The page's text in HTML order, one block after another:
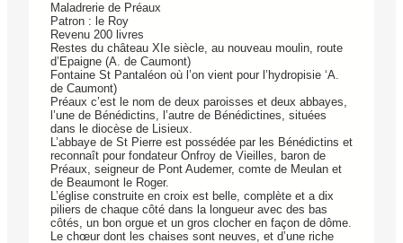
Maladrerie de Préaux
Patron : le Roy
Revenu 200 livres
Restes du château XIe siècle, au nouveau moulin, route
d’Epaigne (A. de Caumont)
Fontaine St Pantaléon où l’on vient pour l’hydropisie ‘A.
de Caumont)
Préaux c’est le nom de deux paroisses et deux abbayes,
l’une de Bénédictins, l’autre de Bénédictines, situées
dans le diocèse de Lisieux.
L’abbaye de St Pierre est possédée par les Bénédictins et
reconnaît pour fondateur Onfroy de Vieilles, baron de
Préaux, seigneur de Pont Audemer, comte de Meulan et
de Beaumont le Roger.
L’église construite en croix est belle, complète et a dix
piliers de chaque côté dans la longueur avec des bas
côtés, un bon orgue et un gros clocher en façon de dôme.
Le chœur dont les chaises sont neuves, et d’une riche